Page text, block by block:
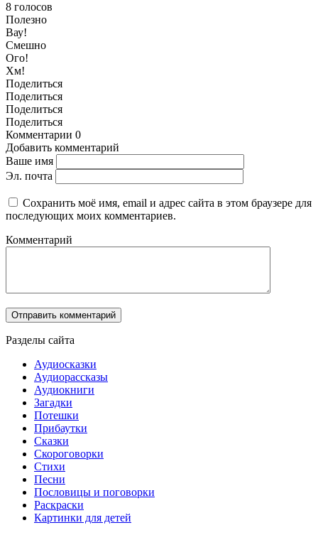
8 голосов
Полезно
Вау!
Смешно
Ого!
Хм!
Поделиться
Поделиться
Поделиться
Поделиться
Комментарии 0
Добавить комментарий
Ваше имя
Эл. почта
Сохранить моё имя, email и адрес сайта в этом браузере для
последующих моих комментариев.
Комментарий
Разделы сайта
Аудиосказки
Аудиорассказы
Аудиокниги
Загадки
Потешки
Прибаутки
Сказки
Скороговорки
Стихи
Песни
Пословицы и поговорки
Раскраски
Картинки для детей